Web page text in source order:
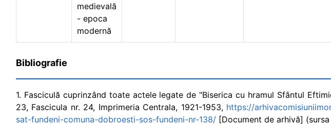
medievală
- epoca
modernă
Bibliografie
1. Fasciculă cuprinzând toate actele legate de "Biserica cu hramul Sfântul
23, Fascicula nr. 24, Imprimeria Centrala, 1921-1953, https://
sat-fundeni-comuna-dobroesti-sos-fundeni-nr-138/ [Document de arhivă]